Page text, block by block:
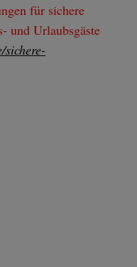
für sichere
und Urlaubsgäste